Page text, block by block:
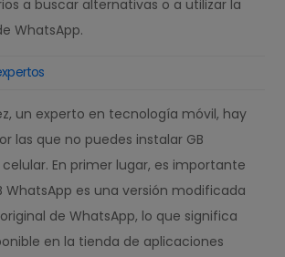
a buscar alternativas o a utilizar la
WhatsApp.
un experto en tecnología móvil, hay
las que no puedes instalar GB
En primer lugar, es importante
WhatsApp es una versión modificada
de WhatsApp, lo que significa
en la tienda de aplicaciones